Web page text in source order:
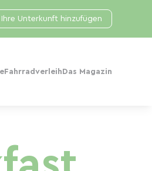
Fahrradverleih Das Magazin
Ihre Unterkunft hinzufügen